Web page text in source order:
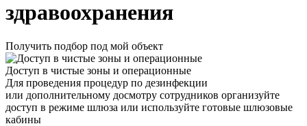
здравоохранения
Получить подбор под мой объект
Доступ в чистые зоны и операционные
Для проведения процедур по дезинфекции
или дополнительному досмотру сотрудников организуйте
доступ в режиме шлюза или используйте готовые шлюзовые
кабины